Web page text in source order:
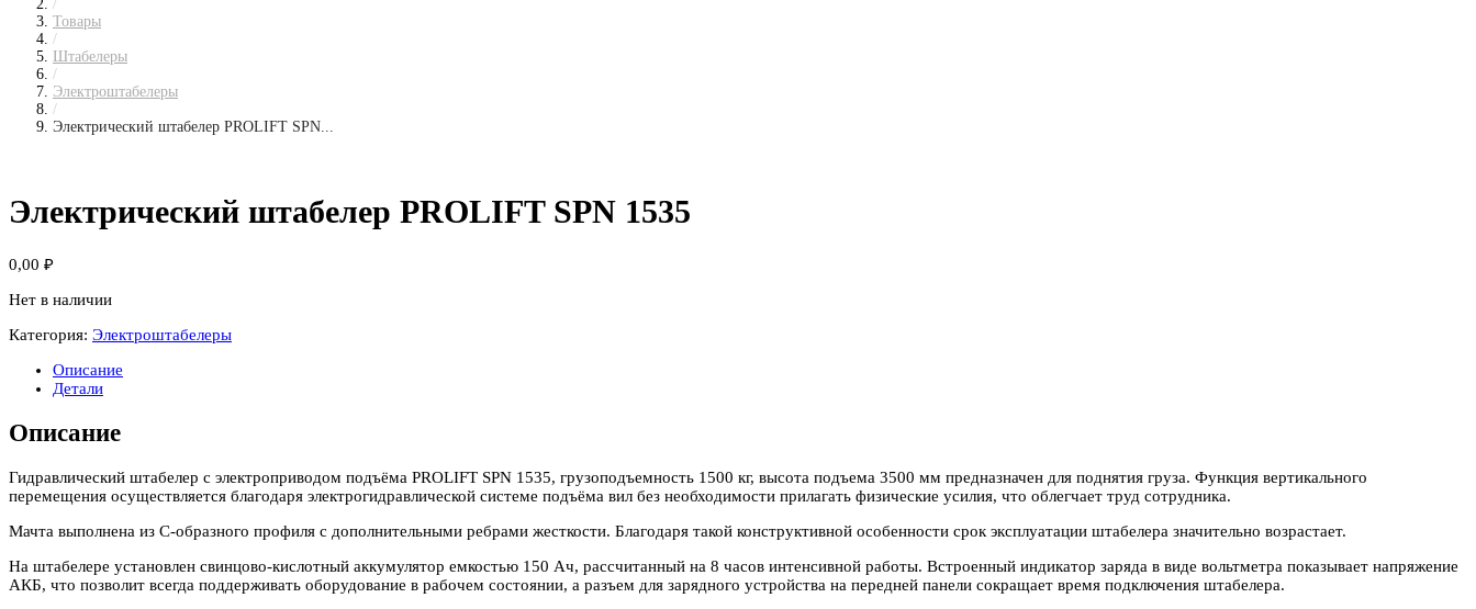
/
Товары
/
Штабелеры
/
Электроштабелеры
/
Электрический штабелер PROLIFT SPN...
Электрический штабелер PROLIFT SPN 1535
0,00 ₽
Нет в наличии
Категория: Электроштабелеры
Описание
Детали
Описание
Гидравлический штабелер c электроприводом подъёма PROLIFT SPN 1535, грузоподъемность 1500 кг, высота подъема 3500 мм предназначен для поднятия груза. Функция вертикального
перемещения осуществляется благодаря электрогидравлической системе подъёма вил без необходимости прилагать физические усилия, что облегчает труд сотрудника.
Мачта выполнена из С-образного профиля с дополнительными ребрами жесткости. Благодаря такой конструктивной особенности срок эксплуатации штабелера значительно возрастает.
На штабелере установлен свинцово-кислотный аккумулятор емкостью 150 Ач, рассчитанный на 8 часов интенсивной работы. Встроенный индикатор заряда в виде вольтметра показывает напряжение
АКБ, что позволит всегда поддерживать оборудование в рабочем состоянии, а разъем для зарядного устройства на передней панели сокращает время подключения штабелера.